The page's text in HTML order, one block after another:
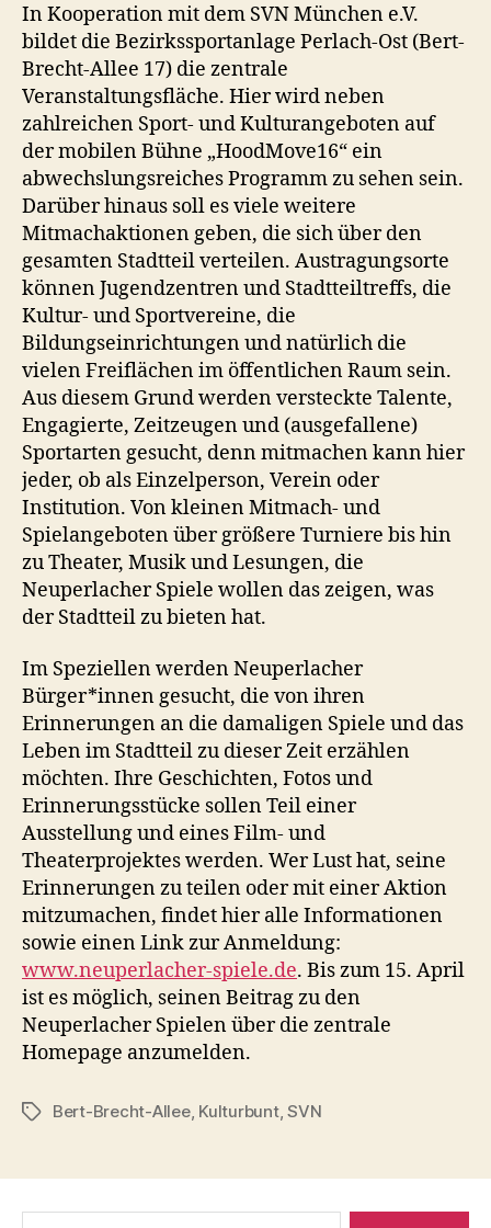
In Kooperation mit dem SVN München e.V.
bildet die Bezirkssportanlage Perlach-Ost (Bert-
Brecht-Allee 17) die zentrale
Veranstaltungsfläche. Hier wird neben
zahlreichen Sport- und Kulturangeboten auf
der mobilen Bühne „HoodMove16“ ein
abwechslungsreiches Programm zu sehen sein.
Darüber hinaus soll es viele weitere
Mitmachaktionen geben, die sich über den
gesamten Stadtteil verteilen. Austragungsorte
können Jugendzentren und Stadtteiltreffs, die
Kultur- und Sportvereine, die
Bildungseinrichtungen und natürlich die
vielen Freiflächen im öffentlichen Raum sein.
Aus diesem Grund werden versteckte Talente,
Engagierte, Zeitzeugen und (ausgefallene)
Sportarten gesucht, denn mitmachen kann hier
jeder, ob als Einzelperson, Verein oder
Institution. Von kleinen Mitmach- und
Spielangeboten über größere Turniere bis hin
zu Theater, Musik und Lesungen, die
Neuperlacher Spiele wollen das zeigen, was
der Stadtteil zu bieten hat.
Im Speziellen werden Neuperlacher
Bürger*innen gesucht, die von ihren
Erinnerungen an die damaligen Spiele und das
Leben im Stadtteil zu dieser Zeit erzählen
möchten. Ihre Geschichten, Fotos und
Erinnerungsstücke sollen Teil einer
Ausstellung und eines Film- und
Theaterprojektes werden. Wer Lust hat, seine
Erinnerungen zu teilen oder mit einer Aktion
mitzumachen, findet hier alle Informationen
sowie einen Link zur Anmeldung:
www.neuperlacher-spiele.de. Bis zum 15. April
ist es möglich, seinen Beitrag zu den
Neuperlacher Spielen über die zentrale
Homepage anzumelden.
Schlagwörter
Bert-Brecht-Allee, Kulturbunt,SVN